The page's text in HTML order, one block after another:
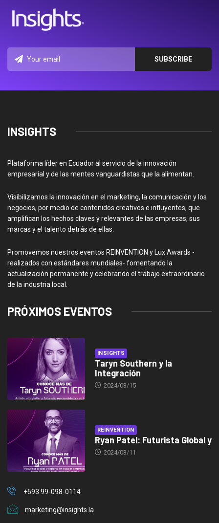
INSIGHTS
Plataforma líder en Ecuador al servicio de la innovación
empresarial y de las mentes vanguardistas que la alimentan.
Visibilizamos la innovación en el marketing, la comunicación y los
negocios, por medio de contenidos creativos e influyentes, que
amplifican los hechos claves y relevantes de las empresas, sus
marcas y el talento detrás de ellas.
Promovemos nuestros eventos REINVENTION y Lux Awards -
realizados con estándares mundiales- fomentando la
actualización permanente y celebrando el trabajo extraordinario
de la industria local.
PRÓXIMOS EVENTOS
INSIGHTS
Taryn Southern y la
Integración
2024/03/15
REINVENTION
Ryan Patel: Futurista Global y
2024/03/11
+593 99-098-0114
marketing@insights.la